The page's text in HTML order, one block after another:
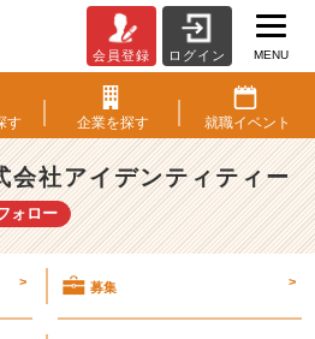
）、
会員登録 ログイン MENU
す 企業を探す 就職イベント
会社アイデンティティー
ォロー
> 募集 >